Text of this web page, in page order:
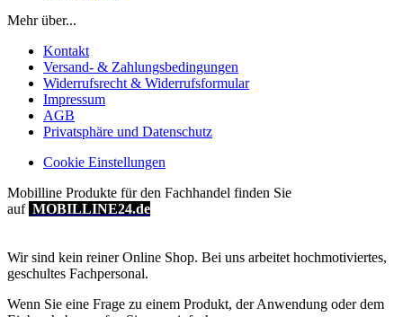
Mehr über...
Kontakt
Versand- & Zahlungsbedingungen
Widerrufsrecht & Widerrufsformular
Impressum
AGB
Privatsphäre und Datenschutz
Cookie Einstellungen
Mobilline Produkte für den Fachhandel finden Sie
auf MOBILLINE24.de
Wir sind kein reiner Online Shop. Bei uns arbeitet hochmotiviertes,
geschultes Fachpersonal.
Wenn Sie eine Frage zu einem Produkt, der Anwendung oder dem